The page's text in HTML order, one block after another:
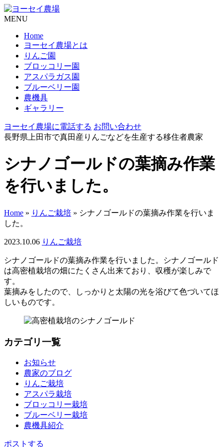
MENU
Home
ヨーセイ農場とは
りんご園
ブロッコリー園
アスパラガス園
ブルーベリー園
農機具
ギャラリー
ヨーセイ農場に電話する お問い合わせ
長野県上田市で真田産りんごなどを生産する移住者農家
シナノゴールドの葉摘み作業
を行いました。
Home » りんご栽培 » シナノゴールドの葉摘み作業を行いま
した。
2023.10.06 りんご栽培
シナノゴールドの葉摘み作業を行いました。シナノゴールド
は高密植栽培の畑にたくさん出来ており、収穫が楽しみで
す。
葉摘みをしたので、しっかりと太陽の光を浴びて色づいてほ
しいものです。
カテゴリ一覧
お知らせ
農家のブログ
りんご栽培
アスパラ栽培
ブロッコリー栽培
ブルーベリー栽培
農機具紹介
ポストする